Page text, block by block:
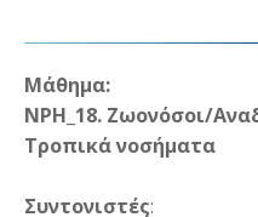
Μάθημα:
ΝΡΗ_18. Ζωονόσοι/
Τροπικά νοσήματα
Συντονιστές: